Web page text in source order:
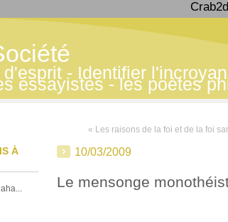
- Identifier
essayistes - les poètes
À
« Les raisons de la foi et de la foi
10/03/2009
Le mensonge